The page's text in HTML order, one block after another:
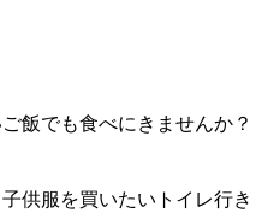
飯でも食べにきませんか？
子供服を買いたい トイレ行き